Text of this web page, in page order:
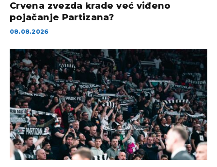
Crvena zvezda krade već viđeno
pojačanje Partizana?
08.08.2026